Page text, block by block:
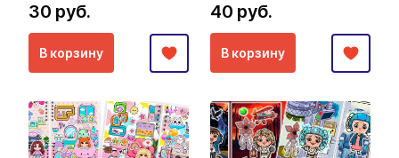
30 руб.
В корзину
40 руб.
В корзину